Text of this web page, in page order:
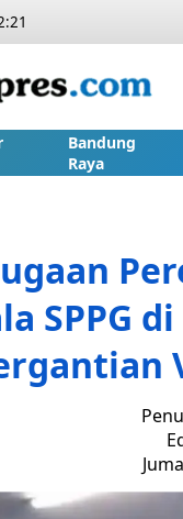
Bandung
Raya
SPPG